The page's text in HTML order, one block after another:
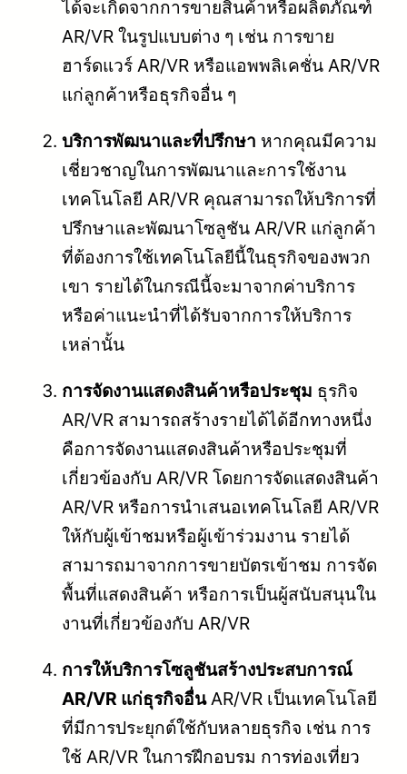
ได้จะเกิดจากการขายสินค้าหรือผลิตภัณฑ์
AR/VR ในรูปแบบต่าง ๆ เช่น การขาย
ฮาร์ดแวร์ AR/VR หรือแอพพลิเคชั่น AR/VR
แก่ลูกค้าหรือธุรกิจอื่น ๆ
บริการพัฒนาและที่ปรึกษา หากคุณมีความ
เชี่ยวชาญในการพัฒนาและการใช้งาน
เทคโนโลยี AR/VR คุณสามารถให้บริการที่
ปรึกษาและพัฒนาโซลูชัน AR/VR แก่ลูกค้า
ที่ต้องการใช้เทคโนโลยีนี้ในธุรกิจของพวก
เขา รายได้ในกรณีนี้จะมาจากค่าบริการ
หรือค่าแนะนำที่ได้รับจากการให้บริการ
เหล่านั้น
การจัดงานแสดงสินค้าหรือประชุม ธุรกิจ
AR/VR สามารถสร้างรายได้ได้อีกทางหนึ่ง
คือการจัดงานแสดงสินค้าหรือประชุมที่
เกี่ยวข้องกับ AR/VR โดยการจัดแสดงสินค้า
AR/VR หรือการนำเสนอเทคโนโลยี AR/VR
ให้กับผู้เข้าชมหรือผู้เข้าร่วมงาน รายได้
สามารถมาจากการขายบัตรเข้าชม การจัด
พื้นที่แสดงสินค้า หรือการเป็นผู้สนับสนุนใน
งานที่เกี่ยวข้องกับ AR/VR
การให้บริการโซลูชันสร้างประสบการณ์
AR/VR แก่ธุรกิจอื่นAR/VR เป็นเทคโนโลยี
ที่มีการประยุกต์ใช้กับหลายธุรกิจ เช่น การ
ใช้ AR/VR ในการฝึกอบรม การท่องเที่ยว